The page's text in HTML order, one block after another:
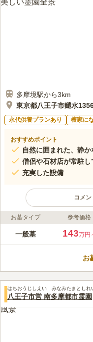
多摩境駅から3km
東京都八王子市鑓水
永代供養プランあり 檀家に
おすすめポイント
自然に囲まれた、静か
僧侶や石材店が常駐し
充実した設備
コメ
ライフドット編集部のコメント
まや霊園は、京王
檀家専用区画や永
など、設備が充実
す。
口コミ評価
みんなの評価
60代男性
自宅の周りにホー
ない。車で霊園に行くだけで
お墓タイプ 参考価格
一般墓 143万円
お
はちおうじしえい みなみたまとしれ
八王子市営 南多摩都市霊園